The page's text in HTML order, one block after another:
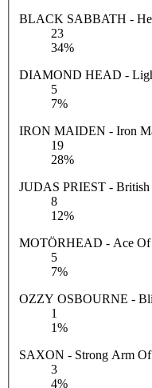
BLACK SABBATH -
23
34%
DIAMOND HEAD -
5
7%
IRON MAIDEN - Iron
19
28%
JUDAS PRIEST - British
8
12%
MOTÖRHEAD - Ace Of
5
7%
OZZY OSBOURNE -
1
1%
SAXON - Strong Arm
3
4%